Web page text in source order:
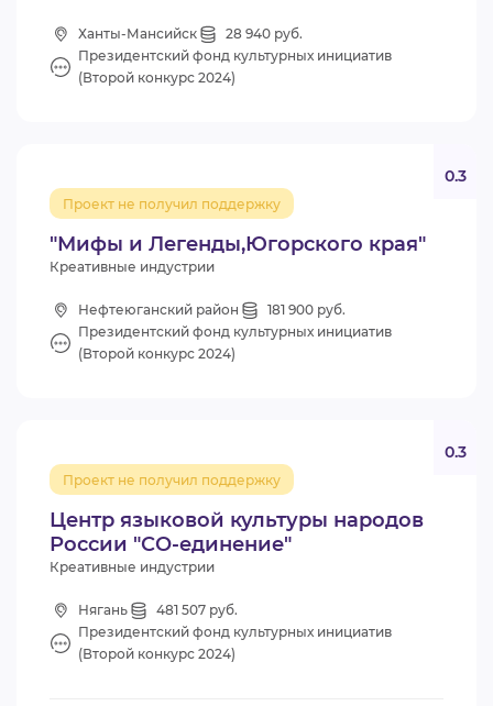
Ханты-Мансийск
28 940 руб.
Президентский фонд культурных инициатив
(Второй конкурс 2024)
"Мифы и Легенды,Югорского края"
Проект не получил поддержку
0.3
Креативные индустрии
Нефтеюганский район
181 900 руб.
Президентский фонд культурных инициатив
(Второй конкурс 2024)
Центр языковой культуры народов
России "СО-единение"
Проект не получил поддержку
0.3
Креативные индустрии
Нягань
481 507 руб.
Президентский фонд культурных инициатив
(Второй конкурс 2024)